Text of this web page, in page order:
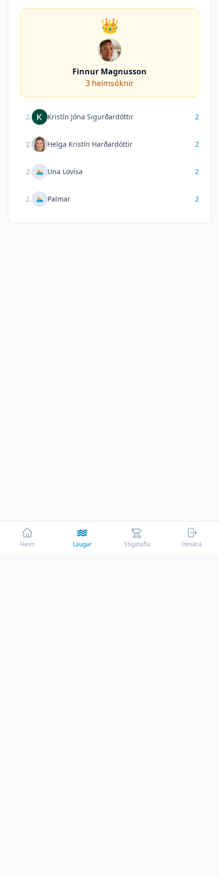
👑
Finnur Magnusson
3 heimsóknir
2. Kristín Jóna Sigurðardóttir 2
2. Helga Kristín Harðardóttir 2
2. 🏊 Una Lovísa 2
2. 🏊 Palmar 2
Heim Laugar Stigatafla Innskrá